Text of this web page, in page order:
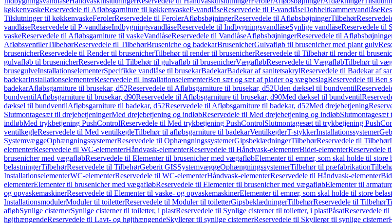
køkkenvaskeReservedele til Afløbsgarniture til køkkenvaskeP-vandlåseReservedele til P-vandlåseDobbeltkammervandlåse
Tilslutninger til køkkenvaskeFerolerReservedele til FerolerAfløbsbøjningerReservedele til AfløbsbøjningerTilbehør
vandlåseReservedele til P-vandlåseIndbygningsvandlåseReservedele til IndbygningsvandlåseSynlige vandlåseReservedele til
vaskeReservedele til Afløbsgarniture til vaskeVandlåseReservedele til VandlåseAfløbsbøjningerReservedele til
AfløbsventilerTilbehørReservedele til TilbehørBruseniche og badekarBrusenicherGulvafløb til brusenicher med plant gulv
brusenicherReservedele til Render til brusenicherTilbehør til render til brusenicherReservedele til Tilbehør til render til
gulvafløb til brusenicherReservedele til Tilbehør til gulvafløb til brusenicherVægafløbReservedele til VægafløbTilbehør til
brusegulveInstallationselementerSpecifikke vandlåse til brusekarBadekarBadekar af sanitetsakrylReservedele til Badekar af
badekarInstallationselementerReservedele til InstallationselementerBen sæt og sæt af plader og vægbeslagReservedele til Ben
badekarAfløbsgarniture til brusekar, d52Reservedele til Afløbsgarniture til brusekar, d52Uden dæksel til bundventil
bundventilAfløbsgarniture til brusekar, d90Reservedele til Afløbsgarniture til brusekar, d90Med dæksel til bundventil
dæksel til bundventilAfløbsgarniture til badekar, d52Reservedele til Afløbsgarniture til badekar, d52Med drejebetjening
Slutmontagesæt til drejebetjeningerMed drejebetjening og indløbReservedele til Med drejebetjening og indløbSlutmontagesæt
indløbMed trykbetjening PushControlReservedele til Med trykbetjening PushControlSlutmontagesæt til trykbetjening
ventilkegleReservedele til Med ventilkegleTilbehør til afløbsgarniture til badekarVentilkeglerT-stykkerInstallationssystemer
SystemvæggeOphængningssystemerReservedele til OphængningssystemerGipsbeklædningerTilbehørReservedele til Tilbehør
elementerReservedele til WC-elementerHåndvask-elementerReservedele til Håndvask-elementerBidet-elementerReservedele
brusenicher med vægafløbReservedele til Elementer til brusenicher med vægafløbElementer til emner, som skal holde til store
belastningerTilbehørReservedele til TilbehørGeberit GISSystemvæggeOphængningssystemerTilbehør til præfabrikation
InstallationselementerWC-elementerReservedele til WC-elementerHåndvask-elementerReservedele til Håndvask-elementer
elementerElementer til brusenicher med vægafløbReservedele til Elementer til brusenicher med vægafløbElementer til
og opvaskemaskinerReservedele til Elementer til vaske- og opvaskemaskinerElementer til emner, som skal holde til store
InstallationsmodulerModuler til toiletterReservedele til Moduler til toiletterGipsbeklædningerTilbehørReservedele til Tilbehør
afløbSynlige cisternerSynlige cisterner til toiletter, i plastReservedele til Synlige cisterner til toiletter, i plastPåsatReservedele til
højthængendeReservedele til Lavt- og højthængendeSkyllerør til synlige cisternerReservedele til Skyllerør til synlige cisterner